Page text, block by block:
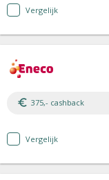
Vergelijk
375,- cashback
Vergelijk